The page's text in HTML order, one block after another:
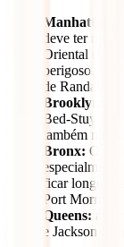
Manhattan:
deve ter
Oriental
perigoso.
de Randall e
Brooklyn:
Bed-Stuy
também não
Bronx: O
ficar longe
Port Morris.
Queens: a
e Jackson